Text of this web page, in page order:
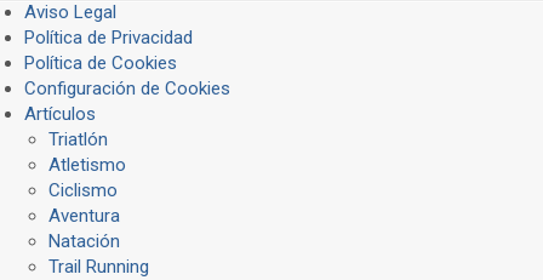
Aviso Legal
Política de Privacidad
Política de Cookies
Configuración de Cookies
Artículos
Triatlón
Atletismo
Ciclismo
Aventura
Natación
Trail Running